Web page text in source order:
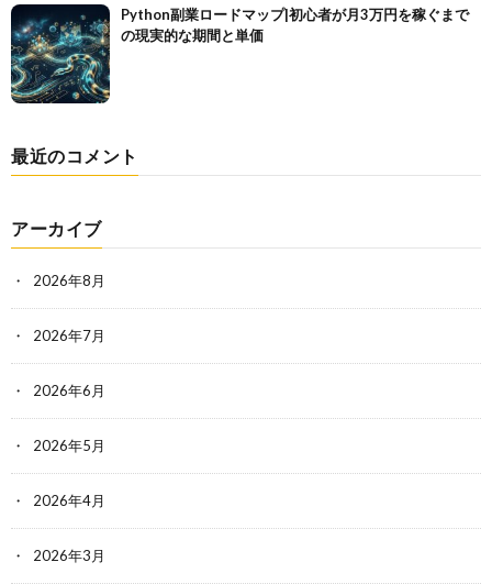
Python副業ロードマップ|初心者が月3万円を稼ぐまで
の現実的な期間と単価
最近のコメント
アーカイブ
2026年8月
2026年7月
2026年6月
2026年5月
2026年4月
2026年3月